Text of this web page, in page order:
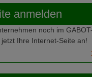
anmelden
noch im
Ihre Internet-Seite an!